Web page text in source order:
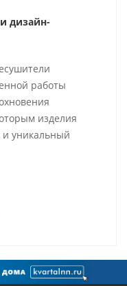
дизайн-
работы
изделия
уникальный